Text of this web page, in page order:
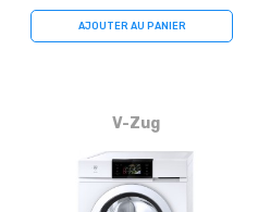
AJOUTER AU PANIER
V-Zug